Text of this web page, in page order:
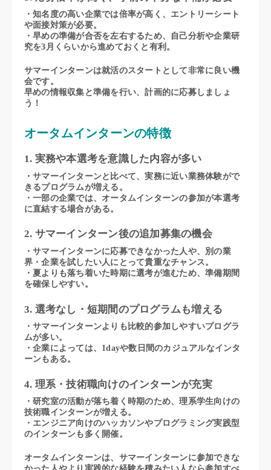
・知名度の高い企業では倍率が高く、エントリーシート
や面接対策が必要。
・早めの準備が合否を左右するため、自己分析や企業研
究を3月くらいから進めておくと有利。
サマーインターンは就活のスタートとして非常に良い機
会です。
早めの情報収集と準備を行い、計画的に応募しましょ
う！
オータムインターンの特徴
1. 実務や本選考を意識した内容が多い
・サマーインターンと比べて、実務に近い業務体験がで
きるプログラムが増える。
・一部の企業では、オータムインターンの参加が本選考
に直結する場合がある。
2. サマーインターン後の追加募集の機会
・サマーインターンに応募できなかった人や、別の業
界・企業を試したい人にとって貴重なチャンス。
・夏よりも落ち着いた時期に選考が進むため、準備期間
を確保しやすい。
3. 選考なし・短期間のプログラムも増える
・サマーインターンよりも比較的参加しやすいプログラ
ムが多い。
・企業によっては、1dayや数日間のカジュアルなインタ
ーンもある。
4. 理系・技術職向けのインターンが充実
・研究室の活動が落ち着く時期のため、理系学生向けの
技術職インターンが増える。
・エンジニア向けのハッカソンやプログラミング実践型
のインターンも多く開催。
オータムインターンは、サマーインターンに参加できな